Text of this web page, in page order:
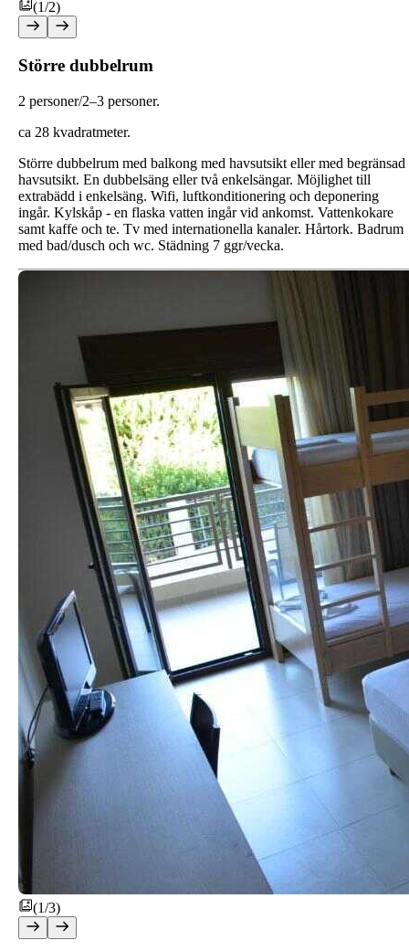
(1/2)
Större dubbelrum
2 personer/2–3 personer.
ca 28 kvadratmeter.
Större dubbelrum med balkong med havsutsikt eller med begränsad
havsutsikt. En dubbelsäng eller två enkelsängar. Möjlighet till
extrabädd i enkelsäng. Wifi, luftkonditionering och deponering
ingår. Kylskåp - en flaska vatten ingår vid ankomst. Vattenkokare
samt kaffe och te. Tv med internationella kanaler. Hårtork. Badrum
med bad/dusch och wc. Städning 7 ggr/vecka.
(1/3)